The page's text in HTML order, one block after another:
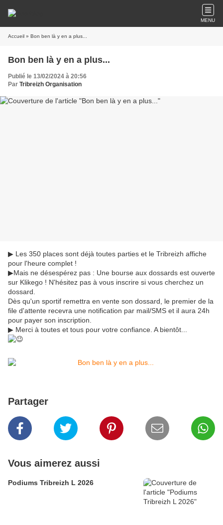
MENU
Accueil » Bon ben là y en a plus...
Bon ben là y en a plus...
Publié le 13/02/2024 à 20:56
Par Tribreizh Organisation
▶ Les 350 places sont déjà toutes parties et le Tribreizh affiche
pour l'heure complet !
▶Mais ne désespérez pas : Une bourse aux dossards est ouverte
sur Klikego ! N'hésitez pas à vous inscrire si vous cherchez un
dossard.
Dès qu'un sportif remettra en vente son dossard, le premier de la
file d'attente recevra une notification par mail/SMS et il aura 24h
pour payer son inscription.
▶ Merci à toutes et tous pour votre confiance. A bientôt...
Partager
Vous aimerez aussi
Podiums Tribreizh L 2026